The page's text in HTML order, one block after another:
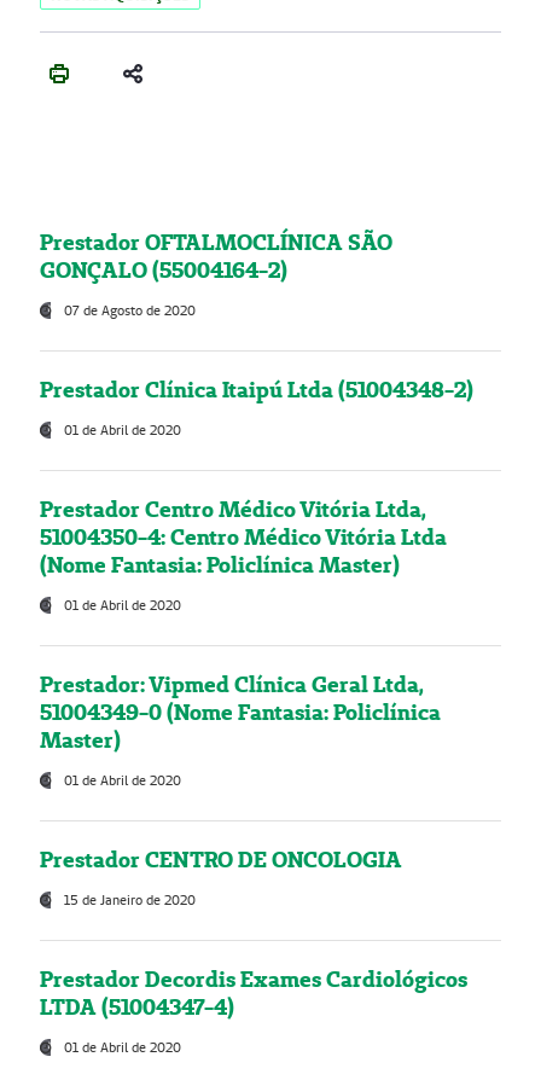
Prestador OFTALMOCLÍNICA SÃO
GONÇALO (55004164-2)
07 de Agosto de 2020
Prestador Clínica Itaipú Ltda (51004348-2)
01 de Abril de 2020
Prestador Centro Médico Vitória Ltda,
51004350-4: Centro Médico Vitória Ltda
(Nome Fantasia: Policlínica Master)
01 de Abril de 2020
Prestador: Vipmed Clínica Geral Ltda,
51004349-0 (Nome Fantasia: Policlínica
Master)
01 de Abril de 2020
Prestador CENTRO DE ONCOLOGIA
15 de Janeiro de 2020
Prestador Decordis Exames Cardiológicos
LTDA (51004347-4)
01 de Abril de 2020